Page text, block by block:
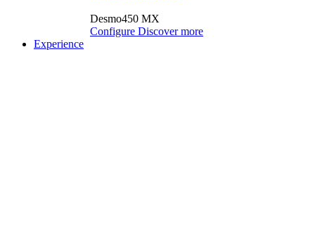
Desmo450 MX
Configure Discover more
Experience